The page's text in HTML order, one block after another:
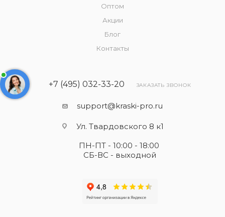
Оптом
Акции
Блог
Контакты
+7 (495) 032-33-20 ЗАКАЗАТЬ ЗВОНОК
support@kraski-pro.ru
Ул. Твардовского 8 к1
ПН-ПТ - 10:00 - 18:00
СБ-ВС - выходной